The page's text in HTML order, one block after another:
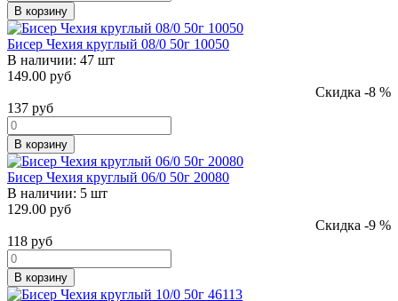
В корзину
Бисер Чехия круглый 08/0 50г 10050
В наличии: 47 шт
149.00 руб
Скидка -8 %
137 руб
В корзину
Бисер Чехия круглый 06/0 50г 20080
В наличии: 5 шт
129.00 руб
Скидка -9 %
118 руб
В корзину